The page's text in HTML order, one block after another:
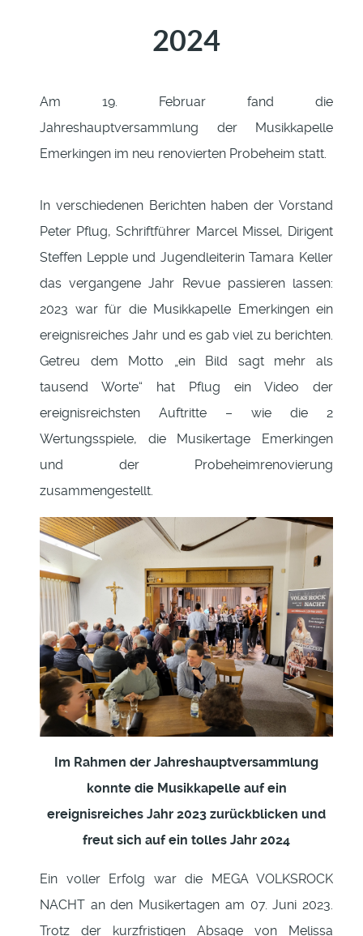
2024
Am 19. Februar fand die
Jahreshauptversammlung der Musikkapelle
Emerkingen im neu renovierten Probeheim statt.
In verschiedenen Berichten haben der Vorstand
Peter Pflug, Schriftführer Marcel Missel, Dirigent
Steffen Lepple und Jugendleiterin Tamara Keller
das vergangene Jahr Revue passieren lassen:
2023 war für die Musikkapelle Emerkingen ein
ereignisreiches Jahr und es gab viel zu berichten.
Getreu dem Motto „ein Bild sagt mehr als
tausend Worte“ hat Pflug ein Video der
ereignisreichsten Auftritte – wie die 2
Wertungsspiele, die Musikertage Emerkingen
und der Probeheimrenovierung
zusammengestellt.
Im Rahmen der Jahreshauptversammlung
konnte die Musikkapelle auf ein
ereignisreiches Jahr 2023 zurückblicken und
freut sich auf ein tolles Jahr 2024
Ein voller Erfolg war die MEGA VOLKSROCK
NACHT an den Musikertagen am 07. Juni 2023.
Trotz der kurzfristigen Absage von Melissa